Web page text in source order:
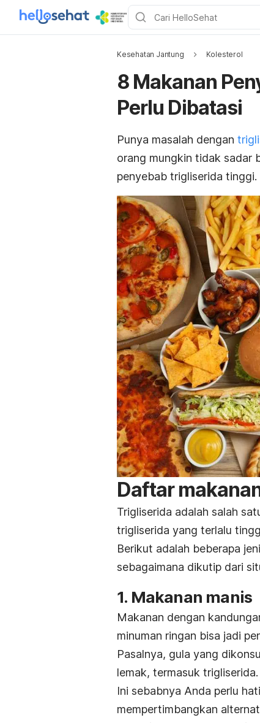
Kesehatan Jantung Kolesterol
8 Makanan
Perlu Dibatasi
Punya masalah dengan
orang mungkin tidak sadar
penyebab trigliserida tinggi.
Daftar
Trigliserida adalah salah
trigliserida yang terlalu
Berikut adalah beberapa
sebagaimana dikutip dari
1. Makanan manis
Makanan dengan
minuman ringan bisa jadi
Pasalnya, gula yang
lemak, termasuk trigliserida.
Ini sebabnya Anda perlu
mempertimbangkan